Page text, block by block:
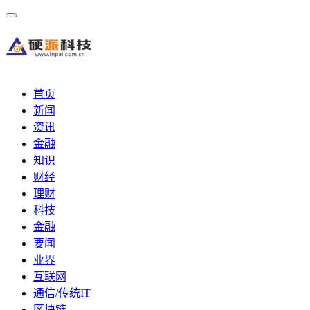
首页
新闻
资讯
金融
知识
财经
理财
科技
金融
要闻
业界
互联网
通信/传统IT